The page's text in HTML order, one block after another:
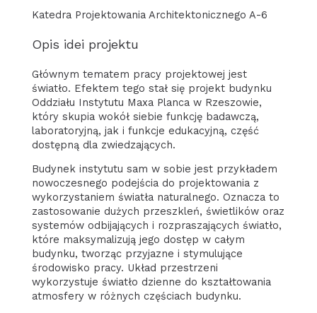
Katedra Projektowania Architektonicznego A-6
Opis idei projektu
Głównym tematem pracy projektowej jest
światło. Efektem tego stał się projekt budynku
Oddziału Instytutu Maxa Planca w Rzeszowie,
który skupia wokół siebie funkcję badawczą,
laboratoryjną, jak i funkcje edukacyjną, część
dostępną dla zwiedzających.
Budynek instytutu sam w sobie jest przykładem
nowoczesnego podejścia do projektowania z
wykorzystaniem światła naturalnego. Oznacza to
zastosowanie dużych przeszkleń, świetlików oraz
systemów odbijających i rozpraszających światło,
które maksymalizują jego dostęp w całym
budynku, tworząc przyjazne i stymulujące
środowisko pracy. Układ przestrzeni
wykorzystuje światło dzienne do kształtowania
atmosfery w różnych częściach budynku.